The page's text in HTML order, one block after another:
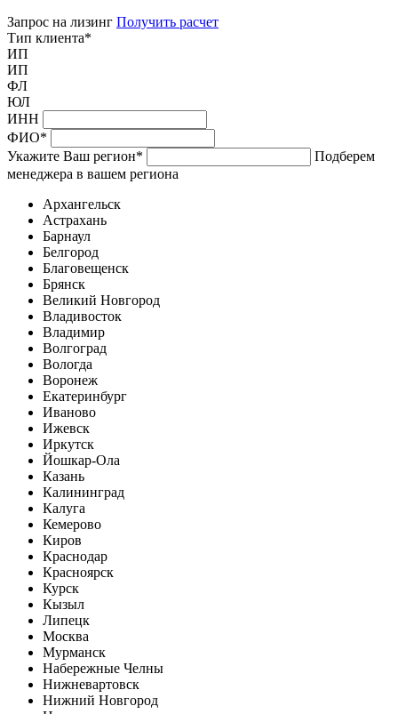
Запрос на лизинг Получить расчет
Тип клиента*
ИП
ИП
ФЛ
ЮЛ
ИНН
ФИО*
Укажите Ваш регион*
Подберем
менеджера в вашем региона
Архангельск
Астрахань
Барнаул
Белгород
Благовещенск
Брянск
Великий Новгород
Владивосток
Владимир
Волгоград
Вологда
Воронеж
Екатеринбург
Иваново
Ижевск
Иркутск
Йошкар-Ола
Казань
Калининград
Калуга
Кемерово
Киров
Краснодар
Красноярск
Курск
Кызыл
Липецк
Москва
Мурманск
Набережные Челны
Нижневартовск
Нижний Новгород